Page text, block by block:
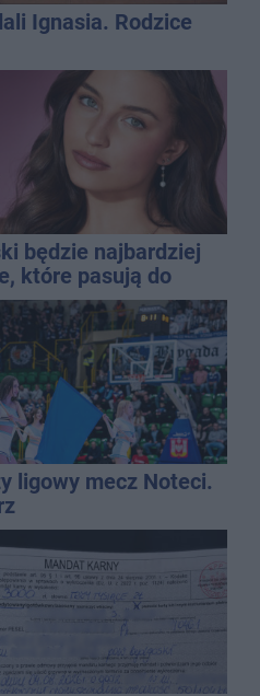
Ignasia. Rodzice
będzie najbardziej
które pasują do
ligowy mecz Noteci.